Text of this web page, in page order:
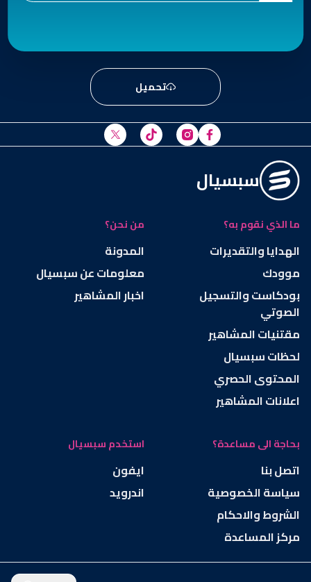
تحميل
سبسيال
ما الذي نقوم به؟
الهدايا والتقديرات
موودك
بودكاست والتسجيل
الصوتي
مقتنيات المشاهير
لحظات سبسيال
المحتوى الحصري
اعلانات المشاهير
من نحن؟
المدونة
معلومات عن سبسيال
اخبار المشاهير
بحاجة الى مساعدة؟
اتصل بنا
سياسة الخصوصية
الشروط والاحكام
مركز المساعدة
استخدم سبسيال
ايفون
اندرويد